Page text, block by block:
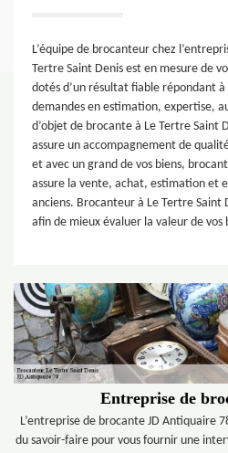
L’équipe de brocanteur chez
Tertre Saint Denis est en mesure de
dotés d’un résultat fiable répondant
demandes en estimation, expertise,
d’objet de brocante à Le Tertre Saint
assure un accompagnement de
et avec un grand de vos biens,
assure la vente, achat, estimation et
anciens. Brocanteur à Le Tertre Saint
afin de mieux évaluer la valeur de vos
Entreprise de
L’entreprise de brocante JD Antiquaire
du savoir-faire pour vous fournir une